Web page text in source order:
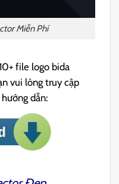
Miễn Phí
file logo bida
vui lòng truy cập
dẫn: